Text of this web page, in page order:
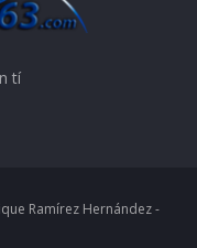
tí
Ramírez Hernández -